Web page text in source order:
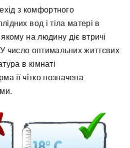
з комфортного
вод і тіла матері в
на людину діє втричі
число оптимальних життєвих
в кімнаті
її чітко позначена